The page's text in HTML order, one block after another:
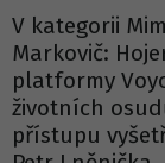
V kategorii
Markovič:
platformy
životních
přístupu